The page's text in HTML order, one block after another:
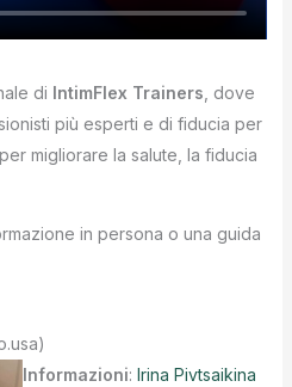
di IntimFlex Trainers , dove
più esperti e di fiducia per
migliorare la salute, la fiducia
in persona o una guida
Informazioni: Irina Pivtsaikina